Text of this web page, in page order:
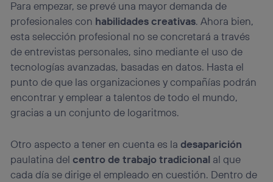
Para empezar, se prevé una mayor demanda de
profesionales con habilidades creativas. Ahora bien,
esta selección profesional no se concretará a través
de entrevistas personales, sino mediante el uso de
tecnologías avanzadas, basadas en datos. Hasta el
punto de que las organizaciones y compañías podrán
encontrar y emplear a talentos de todo el mundo,
gracias a un conjunto de logaritmos.
Otro aspecto a tener en cuenta es ladesaparición
paulatina delcentro de trabajo tradicional al que
cada día se dirige el empleado en cuestión. Dentro de